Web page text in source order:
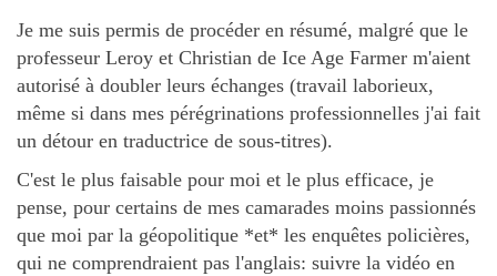
Je me suis permis de procéder en résumé, malgré que le
professeur Leroy et Christian de Ice Age Farmer m'aient
autorisé à doubler leurs échanges (travail laborieux,
même si dans mes pérégrinations professionnelles j'ai fait
un détour en traductrice de sous-titres).
C'est le plus faisable pour moi et le plus efficace, je
pense, pour certains de mes camarades moins passionnés
que moi par la géopolitique *et* les enquêtes policières,
qui ne comprendraient pas l'anglais: suivre la vidéo en